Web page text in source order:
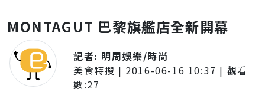
MONTAGUT 巴黎旗艦店全新開幕
記者: 明周娛樂/時尚
美食特搜 | 2016-06-16 10:37 | 觀看
數:27